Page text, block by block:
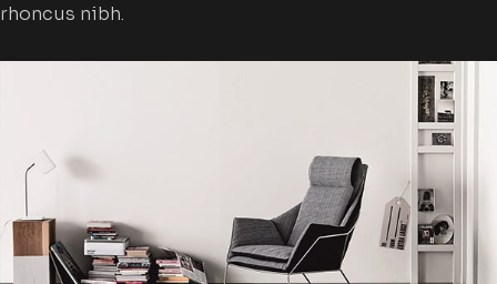
rhoncus nibh.